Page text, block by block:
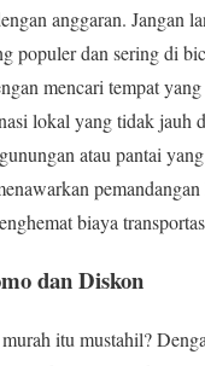
anggaran. Jangan
populer dan sering di
mencari tempat
lokal yang tidak jauh
atau pantai
biaya
dan Diskon
itu mustahil?